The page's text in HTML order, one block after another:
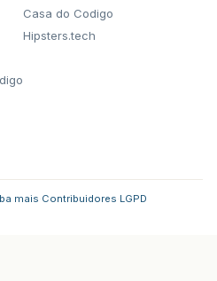
Casa do Codigo
Hipsters.tech
mais Contribuidores LGPD